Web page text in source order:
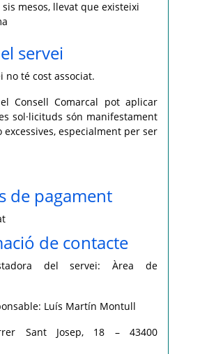
mesos, llevat que existeixi
servei
no té cost associat.
Consell Comarcal pot aplicar
sol·licituds són manifestament
excessives, especialment per ser
de pagament
de contacte
del servei: Àrea de
Luís Martín Montull
Sant Josep, 18 – 43400